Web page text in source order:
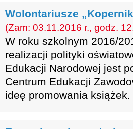
Wolontariusze
(Zam: 03.11.2016 r., godz.
W roku szkolnym 2016/
realizacji polityki
Edukacji Narodowej jest
Centrum Edukacji
ideę promowania książek.